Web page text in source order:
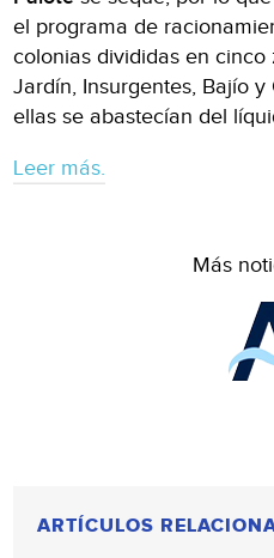
el programa de
colonias divididas en cinco
Jardín, Insurgentes, Bajío
ellas se abastecían del
Leer más.
Más
ARTÍCULOS